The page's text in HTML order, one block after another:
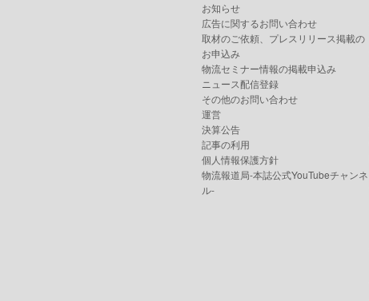
お知らせ
広告に関するお問い合わせ
取材のご依頼、プレスリリース掲載の
お申込み
物流セミナー情報の掲載申込み
ニュース配信登録
その他のお問い合わせ
運営
決算公告
記事の利用
個人情報保護方針
物流報道局-本誌公式YouTubeチャンネ
ル-